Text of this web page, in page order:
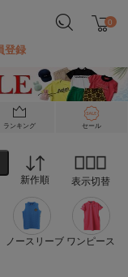
0
登録
ランキング セール
新作順 表示切替
ノースリーブ ワンピース